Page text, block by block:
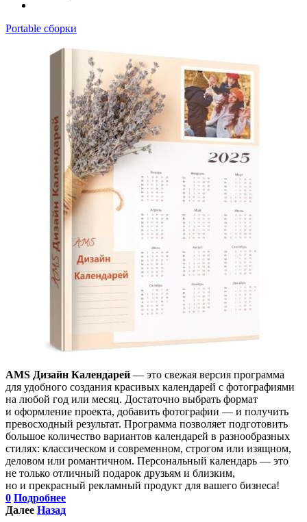
Portable сборки
AMS Дизайн Календарей — это свежая версия программа
для удобного создания красивых календарей с фотографиями
на любой год или месяц. Достаточно выбрать формат
и оформление проекта, добавить фотографии — и получить
превосходный результат. Программа позволяет подготовить
большое количество вариантов календарей в разнообразных
стилях: классическом и современном, строгом или изящном,
деловом или романтичном. Персональный календарь — это
не только отличный подарок друзьям и близким,
но и прекрасный рекламный продукт для вашего бизнеса!
0 Подробнее
Далее Назад